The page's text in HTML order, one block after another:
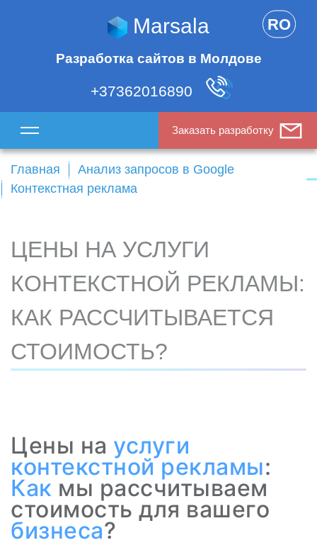
Marsala
Разработка сайтов в Молдове
+37362016890
RO
Заказать разработку
Главная
Анализ запросов в Google
Контекстная реклама
ЦЕНЫ НА УСЛУГИ
КОНТЕКСТНОЙ РЕКЛАМЫ:
КАК РАССЧИТЫВАЕТСЯ
СТОИМОСТЬ?
Цены на услуги
контекстной рекламы:
Как мы рассчитываем
стоимость для вашего
бизнеса?